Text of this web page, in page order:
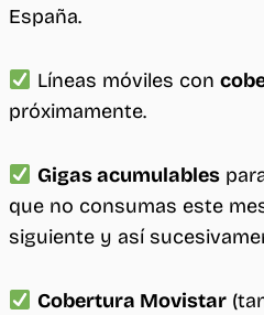
España.
Líneas móviles con
próximamente.
Gigas acumulables
que no consumas este
siguiente y así
Cobertura Movistar